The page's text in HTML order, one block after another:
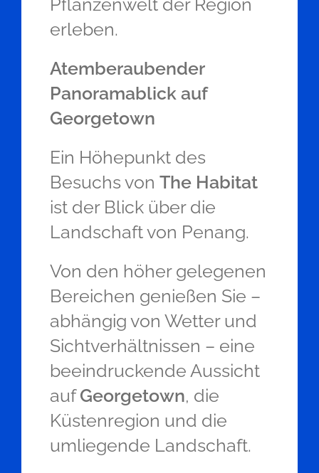
Pflanzenwelt der Region
erleben.
Atemberaubender
Panoramablick auf
Georgetown
Ein Höhepunkt des
Besuchs von The Habitat
ist der Blick über die
Landschaft von Penang.
Von den höher gelegenen
Bereichen genießen Sie –
abhängig von Wetter und
Sichtverhältnissen – eine
beeindruckende Aussicht
aufGeorgetown, die
Küstenregion und die
umliegende Landschaft.